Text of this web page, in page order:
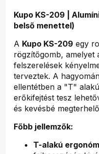
Kupo KS-209 |
belső menettel)
A Kupo KS-209 egy
rögzítőgomb, amelyet
felszerelések
terveztek. A
ellentétben a "T"
erőkifejtést tesz
és kevésbé
Főbb jellemzők:
T-alakú